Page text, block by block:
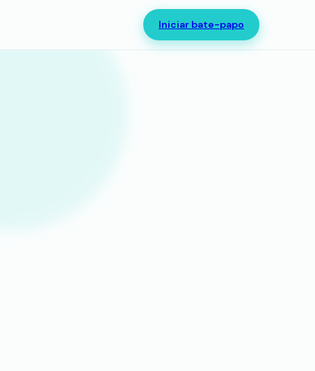
Iniciar bate-papo